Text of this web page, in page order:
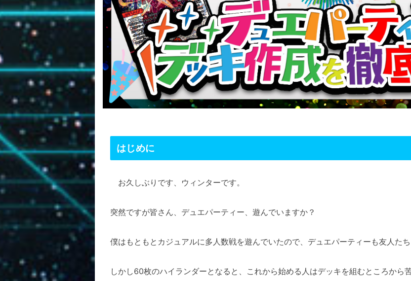
はじめに
お久しぶりです、ウィンターです。
突然ですが皆さん、デュエパーティー、遊んでいますか？
僕はもともとカジュアルに多人数戦を遊んでいたので、デュエパーティーも友人たち
しかし60枚のハイランダーとなると、これから始める人はデッキを組むところから